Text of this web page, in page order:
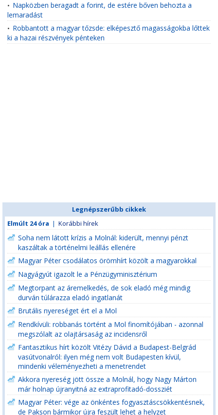
• Napközben beragadt a forint, de estére bőven behozta a
lemaradást
• Robbantott a magyar tőzsde: elképesztő magasságokba lőttek
ki a hazai részvények pénteken
Legnépszerűbb cikkek
Elmúlt 24 óra | Korábbi hírek
Soha nem látott krízis a Molnál: kiderült, mennyi pénzt
kaszáltak a történelmi leállás ellenére
Magyar Péter csodálatos örömhírt közölt a magyarokkal
Nagyágyút igazolt le a Pénzügyminisztérium
Megtorpant az áremelkedés, de sok eladó még mindig
durván túlárazza eladó ingatlanát
Brutális nyereséget ért el a Mol
Rendkívüli: robbanás történt a Mol finomítójában - azonnal
megszólalt az olajtársaság az incidensről
Fantasztikus hírt közölt Vitézy Dávid a Budapest-Belgrád
vasútvonalról: ilyen még nem volt Budapesten kívül,
mindenki véleményezheti a menetrendet
Akkora nyereség jött össze a Molnál, hogy Nagy Márton
már holnap újranyitná az extraprofitadó-dossziét
Magyar Péter: vége az önkéntes fogyasztáscsökkentésnek,
de Pakson bármikor újra feszült lehet a helyzet